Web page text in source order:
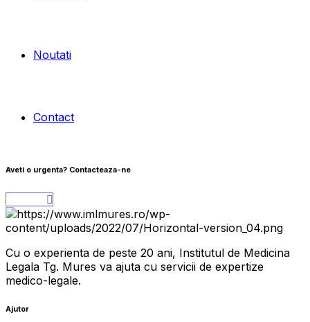
Noutati
Contact
Aveti o urgenta? Contacteaza-ne
Contact
Cu o experienta de peste 20 ani, Institutul de Medicina
Legala Tg. Mures va ajuta cu servicii de expertize
medico-legale.
Ajutor